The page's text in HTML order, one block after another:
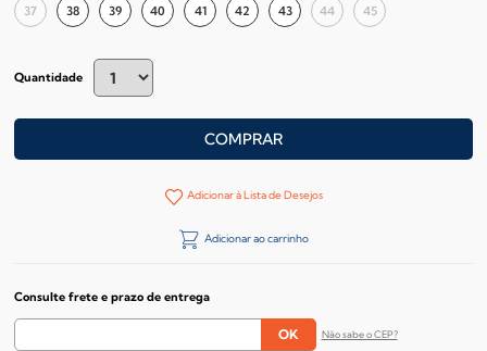
37 38 39 40 41 42 43 44 45
Quantidade
COMPRAR
Adicionar à Lista de Desejos
Adicionar ao carrinho
Consulte frete e prazo de entrega
Não sabe o CEP?